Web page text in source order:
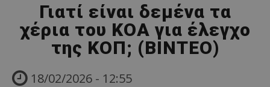
Γιατί είναι δεμένα τα
χέρια του ΚΟΑ για έλεγχο
της ΚΟΠ; (ΒΙΝΤΕΟ)
18/02/2026 - 12:55